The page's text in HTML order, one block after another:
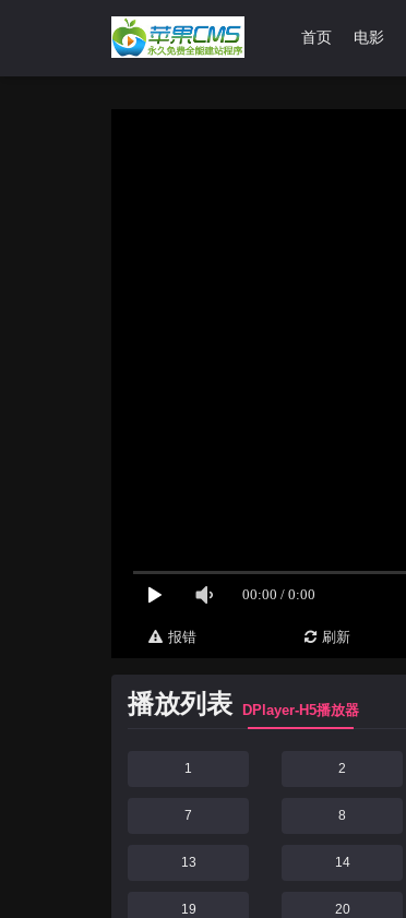
首页 电影
报错 刷新
播放列表 DPlayer-H5播放器
1 2
7 8
13 14
19 20